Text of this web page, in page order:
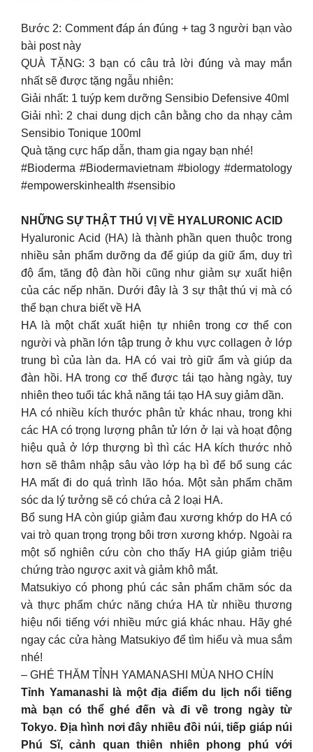
Bước 2: Comment đáp án đúng + tag 3 người bạn vào
bài post này
QUÀ TẶNG: 3 bạn có câu trả lời đúng và may mắn
nhất sẽ được tặng ngẫu nhiên:
Giải nhất: 1 tuýp kem dưỡng Sensibio Defensive 40ml
Giải nhì: 2 chai dung dịch cân bằng cho da nhạy cảm
Sensibio Tonique 100ml
Quà tặng cực hấp dẫn, tham gia ngay bạn nhé!
#Bioderma #Biodermavietnam #biology #dermatology
#empowerskinhealth #sensibio
NHỮNG SỰ THẬT THÚ VỊ VỀ HYALURONIC ACID
Hyaluronic Acid (HA) là thành phần quen thuộc trong
nhiều sản phẩm dưỡng da để giúp da giữ ẩm, duy trì
độ ẩm, tăng độ đàn hồi cũng như giảm sự xuất hiện
của các nếp nhăn. Dưới đây là 3 sự thật thú vị mà có
thể bạn chưa biết về HA
HA là một chất xuất hiện tự nhiên trong cơ thể con
người và phần lớn tập trung ở khu vực collagen ở lớp
trung bì của làn da. HA có vai trò giữ ẩm và giúp da
đàn hồi. HA trong cơ thể được tái tạo hàng ngày, tuy
nhiên theo tuổi tác khả năng tái tạo HA suy giảm dần.
HA có nhiều kích thước phân tử khác nhau, trong khi
các HA có trọng lượng phân tử lớn ở lại và hoạt động
hiệu quả ở lớp thượng bì thì các HA kích thước nhỏ
hơn sẽ thâm nhập sâu vào lớp hạ bì để bổ sung các
HA mất đi do quá trình lão hóa. Một sản phẩm chăm
sóc da lý tưởng sẽ có chứa cả 2 loại HA.
Bổ sung HA còn giúp giảm đau xương khớp do HA có
vai trò quan trọng trọng bôi trơn xương khớp. Ngoài ra
một số nghiên cứu còn cho thấy HA giúp giảm triệu
chứng trào ngược axit và giảm khô mắt.
Matsukiyo có phong phú các sản phẩm chăm sóc da
và thực phẩm chức năng chứa HA từ nhiều thương
hiệu nổi tiếng với nhiều mức giá khác nhau. Hãy ghé
ngay các cửa hàng Matsukiyo để tìm hiểu và mua sắm
nhé!
– GHÉ THĂM TỈNH YAMANASHI MÙA NHO CHÍN
Tỉnh Yamanashi là một địa điểm du lịch nổi tiếng
mà bạn có thể ghé đến và đi về trong ngày từ
Tokyo. Địa hình nơi đây nhiều đồi núi, tiếp giáp núi
Phú Sĩ, cảnh quan thiên nhiên phong phú với